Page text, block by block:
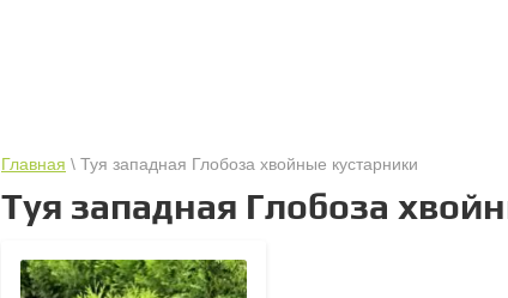
Главная \ Туя западная Глобоза хвойные кустарники
Туя западная Глобоза